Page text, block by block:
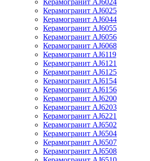
Керамогранит AJ6024
Керамогранит AJ6025
Керамогранит AJ6044
Керамогранит AJ6055
Керамогранит AJ6056
Керамогранит AJ6068
Керамогранит AJ6119
Керамогранит AJ6121
Керамогранит AJ6125
Керамогранит AJ6154
Керамогранит AJ6156
Керамогранит AJ6200
Керамогранит AJ6203
Керамогранит AJ6221
Керамогранит AJ6502
Керамогранит AJ6504
Керамогранит AJ6507
Керамогранит AJ6508